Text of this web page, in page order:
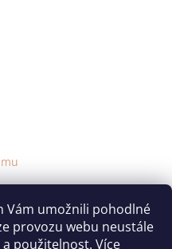
Vám umožnili pohodlné
provozu webu neustále
a použitelnost. Více